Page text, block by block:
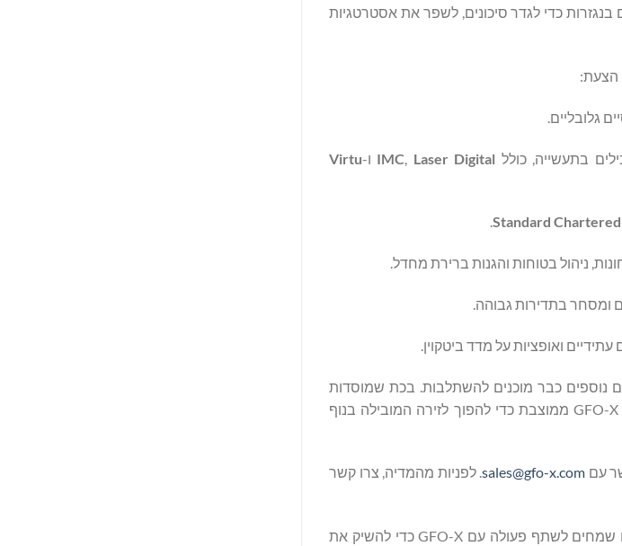
בנגזרות כדי לגדר סיכונים, לשפר את אסטרטגיות
הצעת:
בתעשייה, כולל IMC Laser Digital ו-Virtu
Standard Chartered
.
ניהול בטוחות והגנות ברירת מחדל.
ומסחר בתדירות גבוהה.
נוספים כבר מוכנים להשתלבות. בכת שמוסדות
מחפשים יותר ויותר פתרונות מוסדרים וניתנים להרחבה למסחר בנגזרות של נכסים דיגיטליים, GFO-X ממוצבת כדי להפוך לזירה המובילה בנוף
עם sales@gfo-x.com. לפניות מהמדיה, צרו קשר
אמר: "אנו שמחים לשתף פעולה עם GFO-X כדי להשיק את